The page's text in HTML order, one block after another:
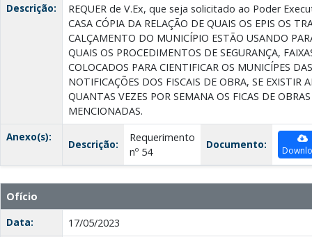
Descrição:
REQUER de V.Ex, que seja solicitado ao Poder
CASA CÓPIA DA RELAÇÃO DE QUAIS OS EPIS OS
CALÇAMENTO DO MUNICÍPIO ESTÃO USANDO
QUAIS OS PROCEDIMENTOS DE SEGURANÇA,
COLOCADOS PARA CIENTIFICAR OS MUNICÍPES
NOTIFICAÇÕES DOS FISCAIS DE OBRA, SE EXISTIR
QUANTAS VEZES POR SEMANA OS FICAS DE
MENCIONADAS.
Anexo(s):
Descrição:
Requerimento
nº 54
Documento:
Ofício
Data:
17/05/2023